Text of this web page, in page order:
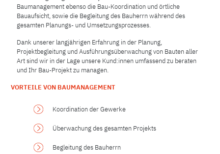
Baumanagement ebenso die Bau-Koordination und örtliche
Bauaufsicht, sowie die Begleitung des Bauherrn während des
gesamten Planungs- und Umsetzungsprozesses.
Dank unserer langjährigen Erfahrung in der Planung,
Projektbegleitung und Ausführungsüberwachung von Bauten aller
Art sind wir in der Lage unsere Kund:innen umfassend zu beraten
und Ihr Bau-Projekt zu managen.
VORTEILE VON BAUMANAGEMENT
Koordination der Gewerke
Überwachung des gesamten Projekts
Begleitung des Bauherrn